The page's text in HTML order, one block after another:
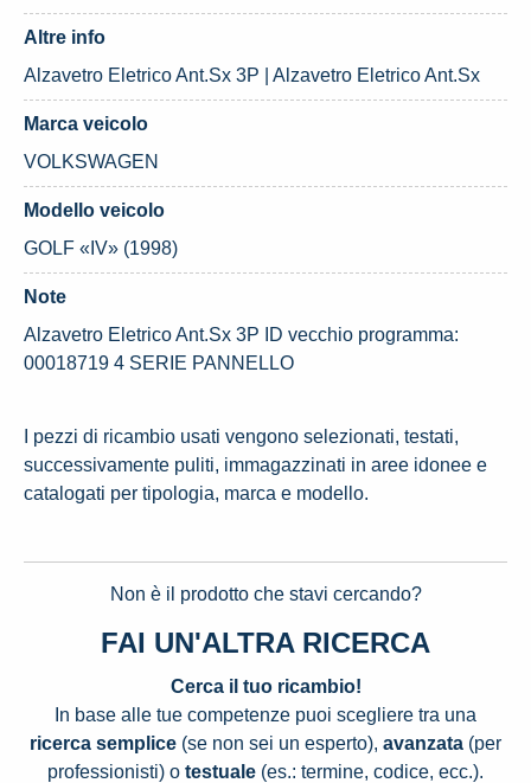
Altre info
Alzavetro Eletrico Ant.Sx 3P | Alzavetro Eletrico Ant.Sx
Marca veicolo
VOLKSWAGEN
Modello veicolo
GOLF «IV» (1998)
Note
Alzavetro Eletrico Ant.Sx 3P ID vecchio programma:
00018719 4 SERIE PANNELLO
I pezzi di ricambio usati vengono selezionati, testati,
successivamente puliti, immagazzinati in aree idonee e
catalogati per tipologia, marca e modello.
Non è il prodotto che stavi cercando?
FAI UN'ALTRA RICERCA
Cerca il tuo ricambio!
In base alle tue competenze puoi scegliere tra una
ricerca semplice (se non sei un esperto), avanzata (per
professionisti) o testuale (es.: termine, codice, ecc.).